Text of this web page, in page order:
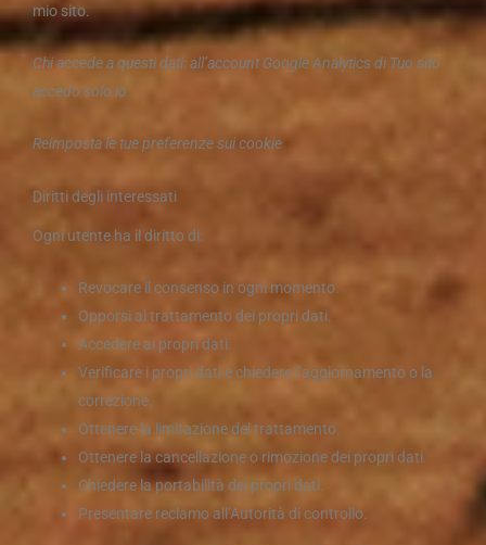
mio sito.
Chi accede a questi dati: all’account Google Analytics di Tuo sito
accedo solo io.
Reimposta le tue preferenze sui cookie
Diritti degli interessati
Ogni utente ha il diritto di:
Revocare il consenso in ogni momento.
Opporsi al trattamento dei propri dati.
Accedere ai propri dati.
Verificare i propri dati e chiedere l’aggiornamento o la
correzione.
Ottenere la limitazione del trattamento.
Ottenere la cancellazione o rimozione dei propri dati.
Chiedere la portabilità dei propri dati.
Presentare reclamo all’Autorità di controllo.